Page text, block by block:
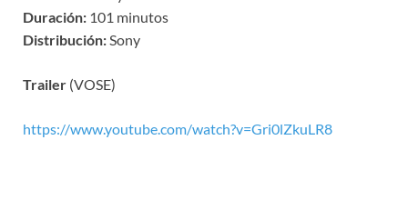
Duración: 101 minutos
Distribución:Sony
Trailer (VOSE)
https://www.youtube.com/watch?v=Gri0lZkuLR8